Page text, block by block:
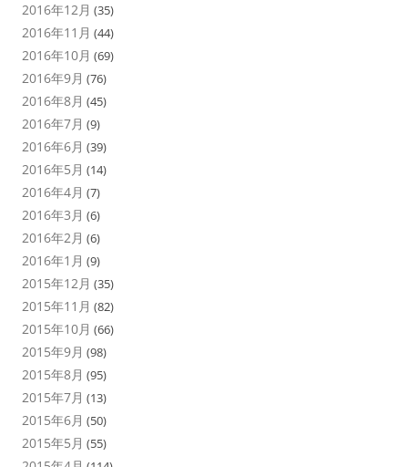
2016年12月 (35)
2016年11月 (44)
2016年10月 (69)
2016年9月 (76)
2016年8月 (45)
2016年7月 (9)
2016年6月 (39)
2016年5月 (14)
2016年4月 (7)
2016年3月 (6)
2016年2月 (6)
2016年1月 (9)
2015年12月 (35)
2015年11月 (82)
2015年10月 (66)
2015年9月 (98)
2015年8月 (95)
2015年7月 (13)
2015年6月 (50)
2015年5月 (55)